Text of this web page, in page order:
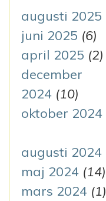
augusti 2025
juni 2025 (6)
april 2025 (2)
december
2024 (10)
oktober 2024
augusti 2024
maj 2024 (14)
mars 2024 (1)